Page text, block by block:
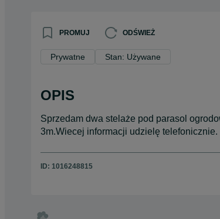
PROMUJ ODŚWIEŻ
Prywatne Stan: Używane
OPIS
Sprzedam dwa stelaże pod parasol
3m.Wiecej informacji udzielę telefonicznie.
ID: 1016248815